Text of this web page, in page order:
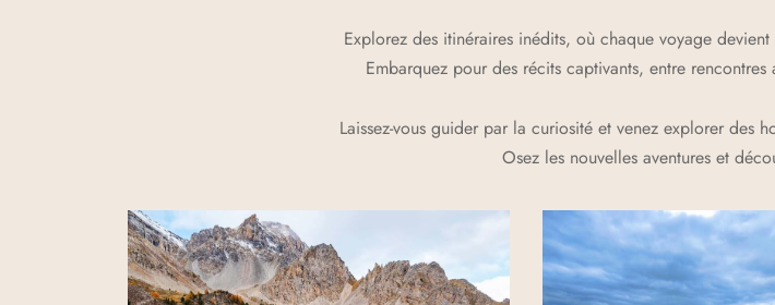
Explorez des itinéraires inédits, où chaque voyage
Embarquez pour des récits captivants, entre
Laissez-vous guider par la curiosité et venez explorer des
Osez les nouvelles aventures et